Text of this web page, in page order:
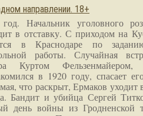
направлении. 18+
год. Начальник уголовного
в отставку. С приходом на
в Краснодаре по
работы. Случайная
Куртом
в 1920 году, спасает
что раскрыт, Ермаков уходит
Бандит и убийца Сергей
день войны из Гродненской